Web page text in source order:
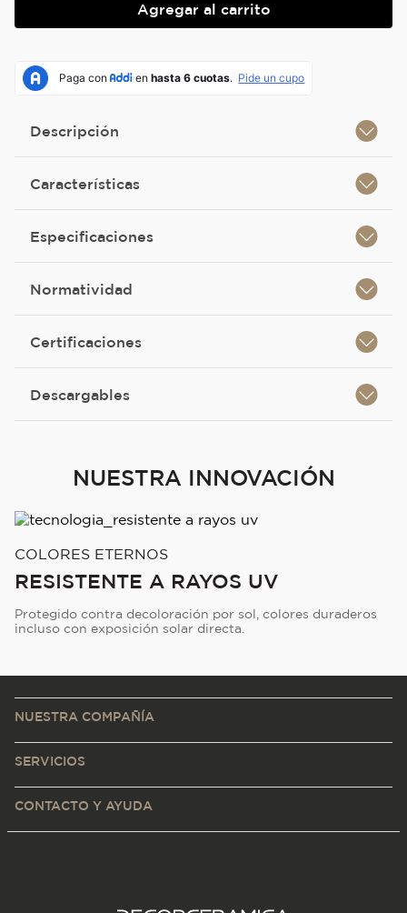
Agregar al carrito
Descripción
Características
Especificaciones
Normatividad
Certificaciones
Descargables
NUESTRA INNOVACIÓN
COLORES ETERNOS
RESISTENTE A RAYOS UV
Protegido contra decoloración por sol, colores duraderos
incluso con exposición solar directa.
NUESTRA COMPAÑÍA
SERVICIOS
CONTACTO Y AYUDA